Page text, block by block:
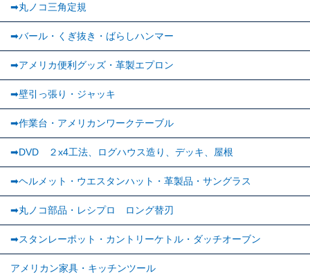
➡丸ノコ三角定規
➡バール・くぎ抜き・ばらしハンマー
➡アメリカ便利グッズ・革製エプロン
➡壁引っ張り・ジャッキ
➡作業台・アメリカンワークテーブル
➡DVD ２x4工法、ログハウス造り、デッキ、屋根
➡ヘルメット・ウエスタンハット・革製品・サングラス
➡丸ノコ部品・レシプロ ロング替刃
➡スタンレーポット・カントリーケトル・ダッチオーブン
アメリカン家具・キッチンツール